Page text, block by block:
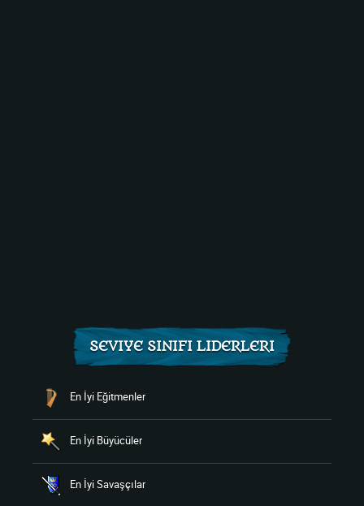
SEVIYE SINIFI LIDERLERI
En İyi Eğitmenler
En İyi Büyücüler
En İyi Savaşçılar